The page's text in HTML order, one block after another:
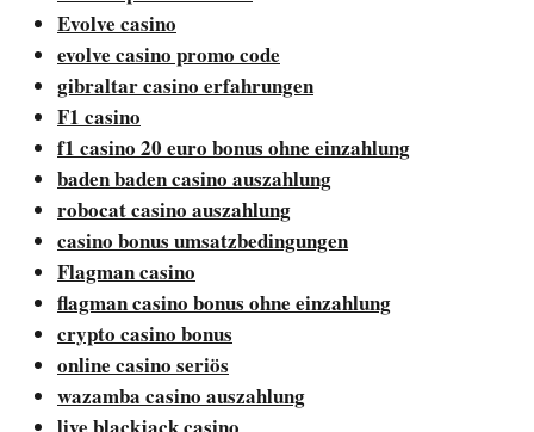
Evolve casino
evolve casino promo code
gibraltar casino erfahrungen
F1 casino
f1 casino 20 euro bonus ohne einzahlung
baden baden casino auszahlung
robocat casino auszahlung
casino bonus umsatzbedingungen
Flagman casino
flagman casino bonus ohne einzahlung
crypto casino bonus
online casino seriös
wazamba casino auszahlung